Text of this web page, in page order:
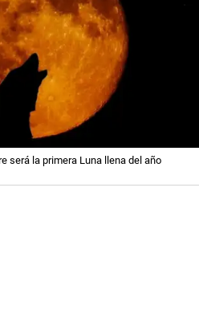
será la primera Luna llena del año